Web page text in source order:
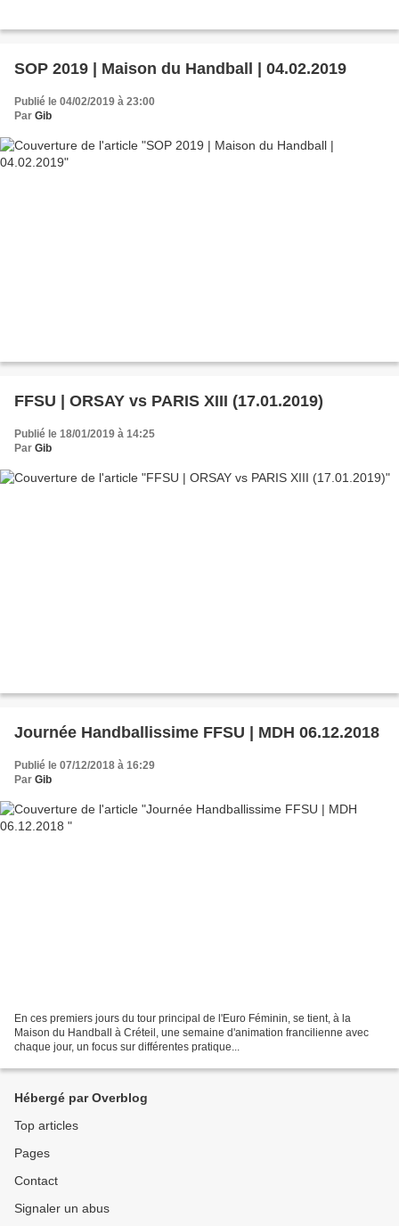
SOP 2019 | Maison du Handball | 04.02.2019
Publié le 04/02/2019 à 23:00
Par Gib
FFSU | ORSAY vs PARIS XIII (17.01.2019)
Publié le 18/01/2019 à 14:25
Par Gib
Journée Handballissime FFSU | MDH 06.12.2018
Publié le 07/12/2018 à 16:29
Par Gib
En ces premiers jours du tour principal de l'Euro Féminin, se tient, à la
Maison du Handball à Créteil, une semaine d'animation francilienne avec
chaque jour, un focus sur différentes pratique...
Hébergé par Overblog
Top articles
Pages
Contact
Signaler un abus